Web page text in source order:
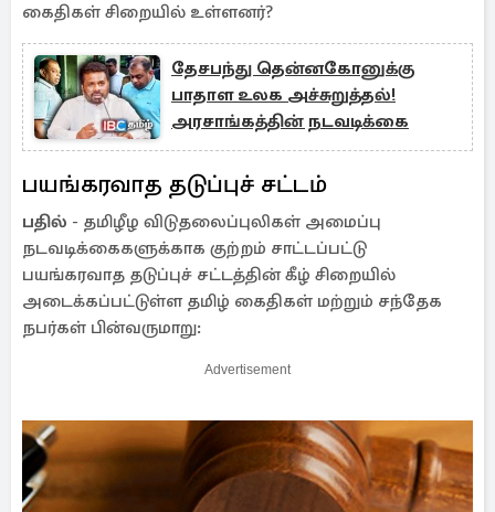
கைதிகள் சிறையில் உள்ளனர்?
தேசபந்து தென்னகோனுக்கு
பாதாள உலக அச்சுறுத்தல்!
அரசாங்கத்தின் நடவடிக்கை
பயங்கரவாத தடுப்புச் சட்டம்
பதில் - தமிழீழ விடுதலைப்புலிகள் அமைப்பு
நடவடிக்கைகளுக்காக குற்றம் சாட்டப்பட்டு
பயங்கரவாத தடுப்புச் சட்டத்தின் கீழ் சிறையில்
அடைக்கப்பட்டுள்ள தமிழ் கைதிகள் மற்றும் சந்தேக
நபர்கள் பின்வருமாறு:
Advertisement